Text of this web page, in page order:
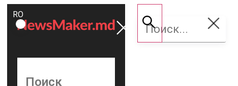
ROMÂNĂ
RU
Поддержать
NM